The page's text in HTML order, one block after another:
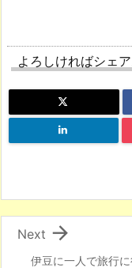
よろしければシェ
伊豆に一人で旅行

Next